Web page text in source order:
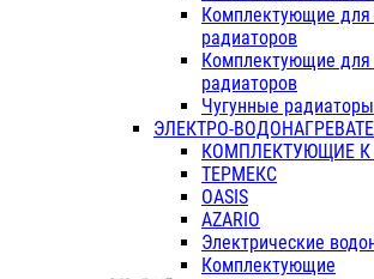
Комплектующие
радиаторов
Комплектующие для
радиаторов
Чугунные радиаторы
ЭЛЕКТРО-
КОМПЛЕКТУЮЩИЕ К
ТЕРМЕКС
OASIS
AZARIO
Электрические
Комплектующие